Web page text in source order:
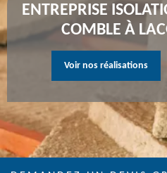
ENTREPRISE
COMBLE À
Voir nos réalisations